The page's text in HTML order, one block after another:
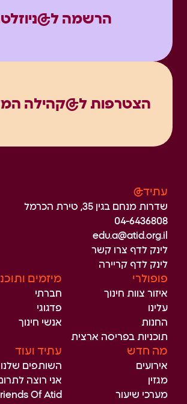
הרשמה
הצטרפות ל@קהילה
עתיד@
שדרות מנחם בגין 35, טירת הכרמל
04-6436808
edu.a@atid.org.il
לינק לדף צרו קשר
לינק לדף קריירה
פופולרי
איזור צוות חינוך
עלינו
החנות
תוכניות בפריסה ארצית
מיזמים
חברתי
פדגוגי
אנשי חינוך
מה חדש
אירועים
מגזין
מערכי שיעור
עתיד ועוד
השותפים שלנו
אני רוצה
Of Atid